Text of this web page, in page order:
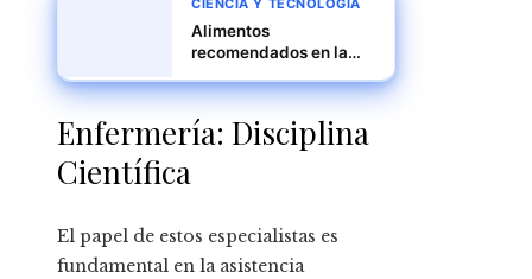
CIENCIA Y TECNOLOGÍA
Alimentos
recomendados en la
una nutrición óptima
Enfermería: Disciplina
Científica
El papel de estos especialistas es
fundamental en la asistencia